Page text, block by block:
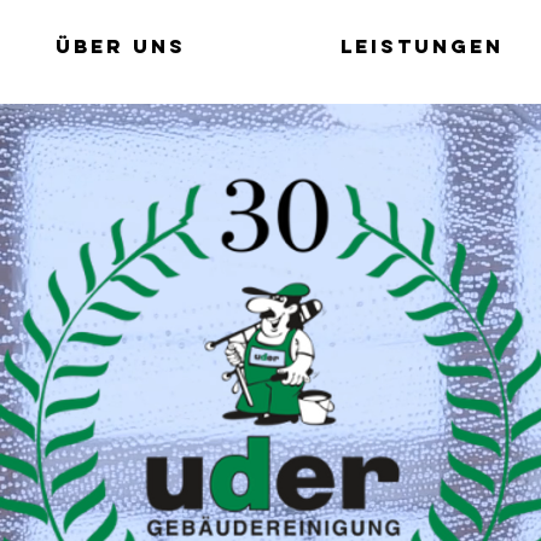
Über uns Leistungen